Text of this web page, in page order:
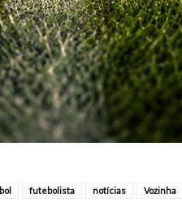
futebolista notícias Vozinha